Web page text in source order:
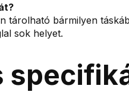
tárolható bármilyen
sok helyet.